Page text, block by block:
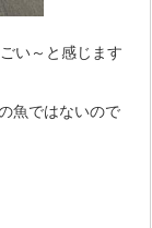
い～と感じます
魚ではないので